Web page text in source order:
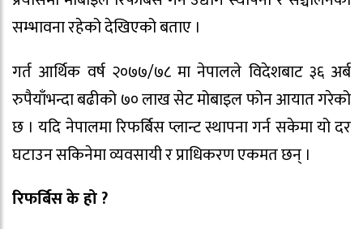
सम्भावना रहेको देखिएको बताए ।
गर्त आर्थिक वर्ष २०७७/७८ मा नेपालले विदेशबाट ३६ अर्ब
रुपैयाँभन्दा बढीको ७० लाख सेट मोबाइल फोन आयात गरेको
छ । यदि नेपालमा रिफर्बिस प्लान्ट स्थापना गर्न सकेमा यो दर
घटाउन सकिनेमा व्यवसायी र प्राधिकरण एकमत छन् ।
रिफर्बिस के हो ?